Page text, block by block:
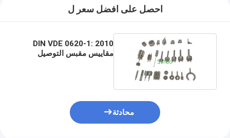
احصل على افضل سعر ل
DIN VDE 0620-1: 2010
مقاييس مقبس التوصيل
محادثة